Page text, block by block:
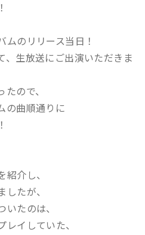
のリリース当日！
、生放送にご出演いただきま
ので、
の曲順通りに
介し、
たが、
たのは、
イしていた、